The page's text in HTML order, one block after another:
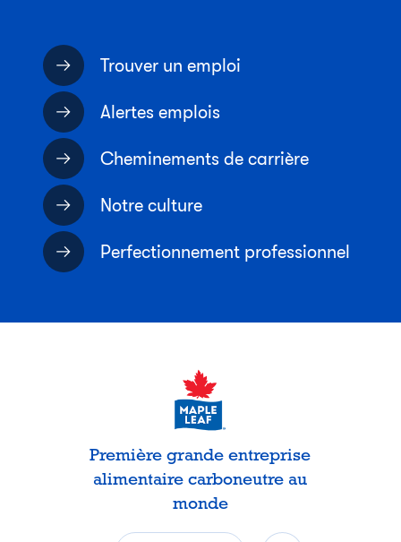
Trouver un emploi
Alertes emplois
Cheminements de carrière
Notre culture
Perfectionnement professionnel
Première grande entreprise
alimentaire carboneutre au
monde